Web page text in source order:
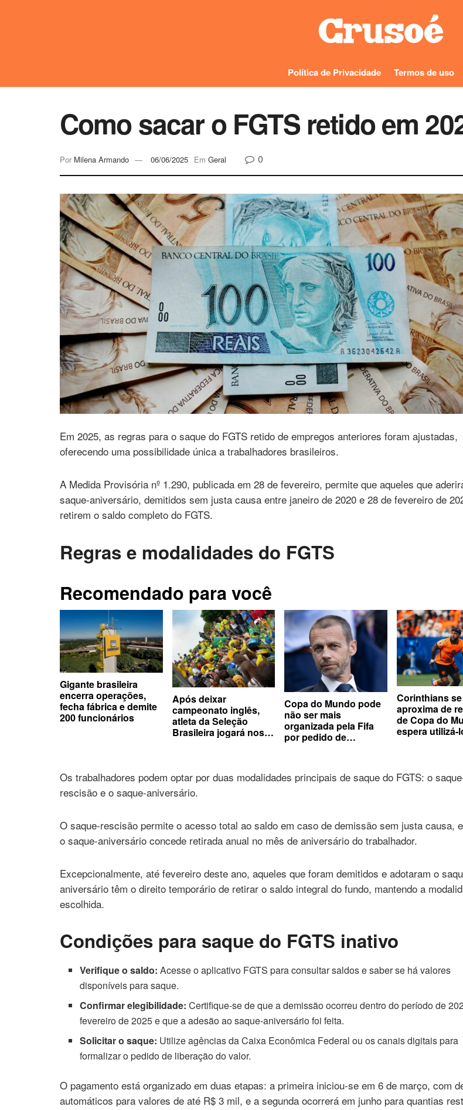
Política de Privacidade Termos de uso
Como sacar o FGTS retido em
Por Milena Armando 06/06/2025 Em Geral 0
Em 2025, as regras para o saque do FGTS retido de empregos anteriores foram ajustadas,
oferecendo uma possibilidade única a trabalhadores brasileiros.
A Medida Provisória nº 1.290, publicada em 28 de fevereiro, permite que aqueles que
saque-aniversário, demitidos sem justa causa entre janeiro de 2020 e 28 de fevereiro de
retirem o saldo completo do FGTS.
Regras e modalidades do FGTS
Recomendado para você
Gigante brasileira
encerra operações,
fecha fábrica e demite
200 funcionários
Após deixar
campeonato inglês,
atleta da Seleção
Brasileira jogará nos
Copa do Mundo pode
não ser mais
organizada pela Fifa
por pedido de
Corinthians se
aproxima de
de Copa do
espera utilizá-
Os trabalhadores podem optar por duas modalidades principais de saque do FGTS: o
rescisão e o saque-aniversário.
O saque-rescisão permite o acesso total ao saldo em caso de demissão sem justa causa,
o saque-aniversário concede retirada anual no mês de aniversário do trabalhador.
Excepcionalmente, até fevereiro deste ano, aqueles que foram demitidos e adotaram o
aniversário têm o direito temporário de retirar o saldo integral do fundo, mantendo a
escolhida.
Condições para saque do FGTS inativo
Verifique o saldo: Acesse o aplicativo FGTS para consultar saldos e saber se há valores
disponíveis para saque.
Confirmar elegibilidade: Certifique-se de que a demissão ocorreu dentro do período de
fevereiro de 2025 e que a adesão ao saque-aniversário foi feita.
Solicitar o saque: Utilize agências da Caixa Econômica Federal ou os canais digitais para
formalizar o pedido de liberação do valor.
O pagamento está organizado em duas etapas: a primeira iniciou-se em 6 de março, com
automáticos para valores de até R$ 3 mil, e a segunda ocorrerá em junho para quantias